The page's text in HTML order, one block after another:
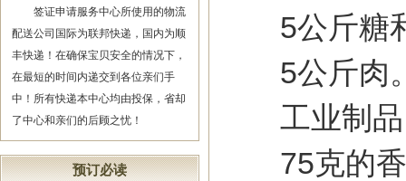
签证申请服务中心所使用的物流
配送公司国际为联邦快递，国内为顺
丰快递！在确保宝贝安全的情况下，
在最短的时间内递交到各位亲们手
中！所有快递本中心均由投保，省却
了中心和亲们的后顾之忧！
预订必读
5公斤糖
5公斤肉
工业制品
75克的香